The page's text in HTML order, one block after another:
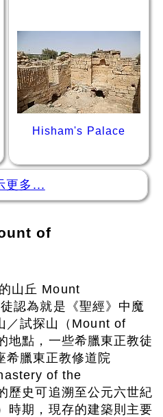
Hisham's Palace
更多...
of
山丘 Mount
認為就是《聖經》中魔
／試探山（Mount of
地點，一些希臘東正教徒
希臘東正教修道院
of the
歷史可追溯至公元六世紀
時期，現存的建築則主要